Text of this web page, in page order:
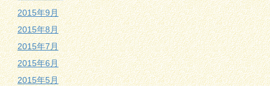
2015年9月
2015年8月
2015年7月
2015年6月
2015年5月